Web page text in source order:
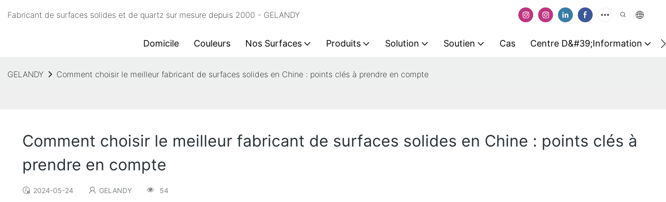
Fabricant de surfaces solides et de quartz sur mesure depuis 2000 - GELANDY
Domicile Couleurs Nos Surfaces Produits Solution Soutien Cas Centre D&#39;information
GELANDY Comment choisir le meilleur fabricant de surfaces solides en Chine : points clés à prendre en compte
Comment choisir le meilleur fabricant de surfaces solides en Chine : points clés à
prendre en compte
2024-05-24 GELANDY 54